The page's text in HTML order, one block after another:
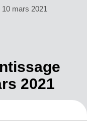
10 mars 2021
2021